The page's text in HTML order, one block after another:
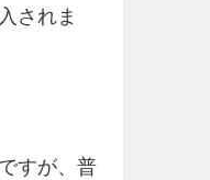
されま
すが、普